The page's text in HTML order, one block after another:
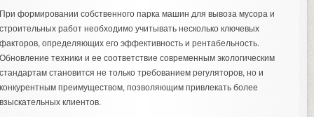
формировании собственного парка машин для вывоза мусора и
работ необходимо учитывать несколько ключевых
определяющих его эффективность и рентабельность.
техники и ее соответствие современным экологическим
становится не только требованием регуляторов, но и
преимуществом, позволяющим привлекать более
клиентов.